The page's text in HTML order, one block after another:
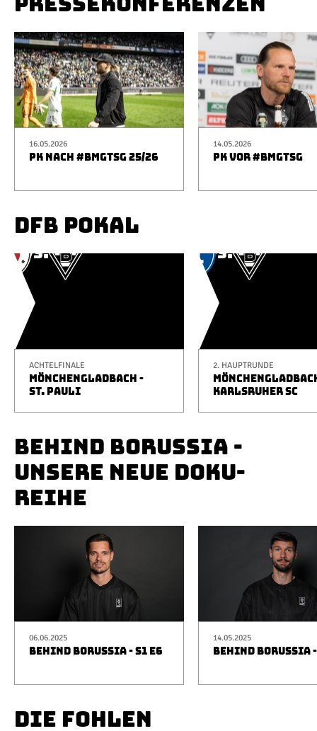
16.05.2026
PK NACH #BMGTSG 25/26
14.05.2026
PK VOR #BMGTSG
DFB POKAL
ACHTELFINALE
MÖNCHENGLADBACH -
ST. PAULI
2. HAUPTRUNDE
KARLSRUHER SC
BEHIND BORUSSIA -
UNSERE NEUE DOKU-
REIHE
06.06.2025
BEHIND BORUSSIA - S1 E6
14.05.2025
BEHIND BORUSSIA
DIE FOHLEN